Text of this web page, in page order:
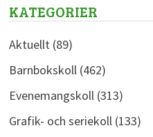
KATEGORIER
Aktuellt(89)
Barnbokskoll(462)
Evenemangskoll(313)
Grafik- och seriekoll(133)